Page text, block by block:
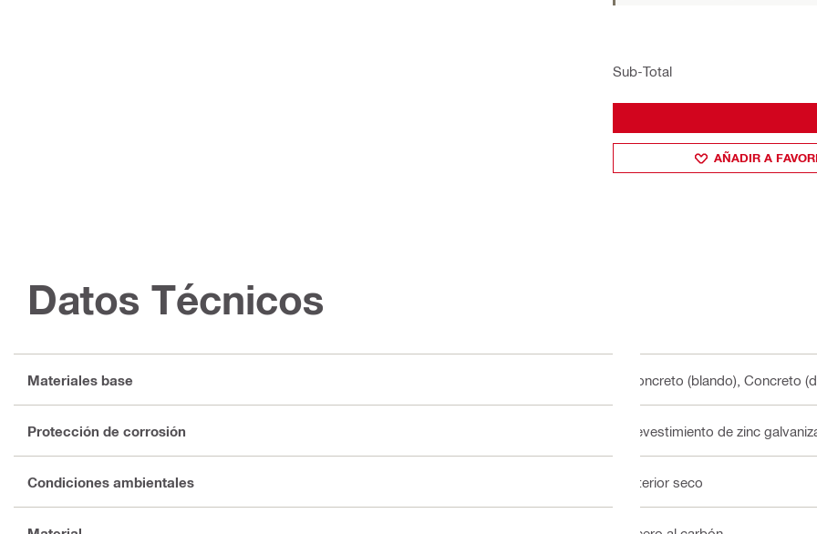
Sub-Total
AÑADIR A
Datos Técnicos
Materiales base Concreto (blando), Concreto
Protección de corrosión Revestimiento de zinc
Condiciones ambientales Interior seco